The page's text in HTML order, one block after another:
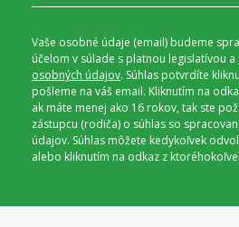
Vaše osobné údaje (email) budeme
účelom v súlade s platnou legislatívou a
osobných údajov. Súhlas potvrdíte
pošleme na váš email. Kliknutím na
ak máte menej ako 16 rokov, tak ste
zástupcu (rodiča) o súhlas so
údajov. Súhlas môžete kedykoľvek
alebo kliknutím na odkaz z